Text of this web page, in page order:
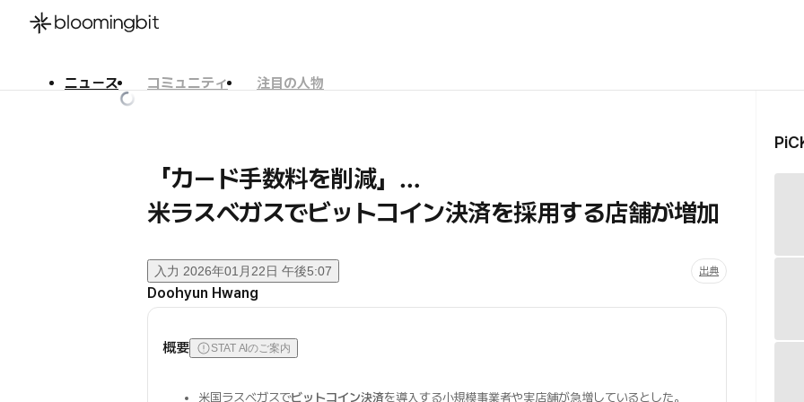
ニュース コミュニティ
注目の人物
「カード手数料を削減」…
米ラスベガスでビットコイン決済を採用する店舗が増加
入力 2026年01月22日 午後5:07 出典
Doohyun Hwang
概要 STAT AIのご案内
米国ラスベガスでビットコイン決済を導入する小規模事業者や実店舗が急増しているとした。